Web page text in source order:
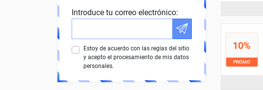
10%
PROMO
Introduce tu correo electrónico:
Estoy de acuerdo con las reglas del sitio
y acepto el procesamiento de mis datos
personales.